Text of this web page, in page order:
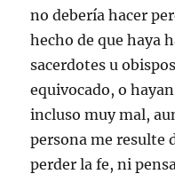
no debería hacer
hecho de que haya
sacerdotes u
equivocado, o
incluso muy mal,
persona me resulte
perder la fe, ni